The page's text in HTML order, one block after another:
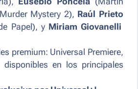
Mystery 2), Raúl Prieto
Papel), y Miriam Giovanelli
premium: Universal Premiere,
disponibles en los principales